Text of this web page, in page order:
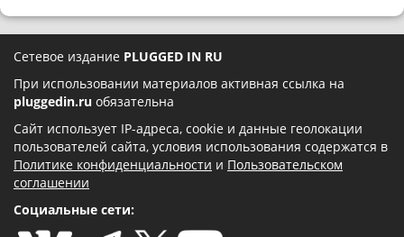
Сетевое издание PLUGGED IN RU
При использовании материалов активная ссылка на
pluggedin.ru обязательна
Сайт использует IP-адреса, cookie и данные геолокации
пользователей сайта, условия использования содержатся в
Политике конфиденциальности и Пользовательском
соглашении
Социальные сети: